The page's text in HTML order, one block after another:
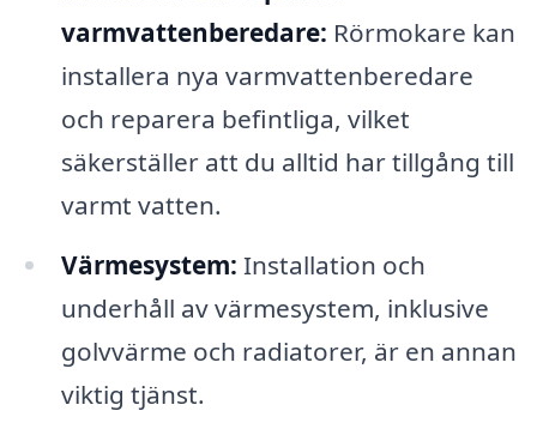
varmvattenberedare: Rörmokare kan
installera nya varmvattenberedare
och reparera befintliga, vilket
säkerställer att du alltid har tillgång till
varmt vatten.
Värmesystem: Installation och
underhåll av värmesystem, inklusive
golvvärme och radiatorer, är en annan
viktig tjänst.